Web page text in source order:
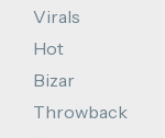
Virals
Hot
Bizar
Throwback